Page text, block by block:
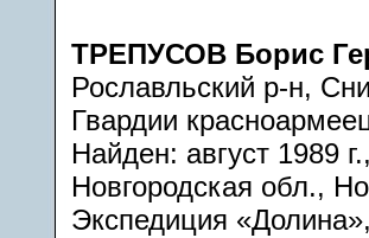
ТРЕПУСОВ Борис
Рославльский р-н,
Гвардии
Найден: август 1989
Новгородская обл.,
Экспедиция